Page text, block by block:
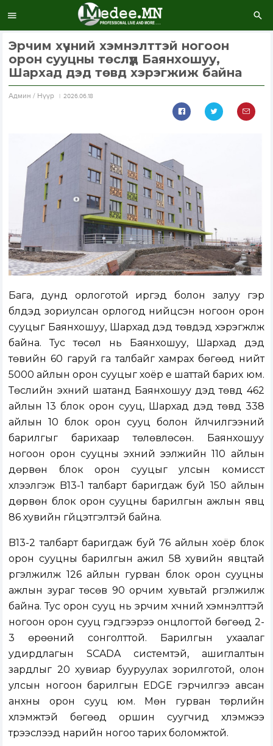
Эрчим хүчний хэмнэлттэй ногоон
орон сууцны төслүүд Баянхошуу,
Шархад дэд төвд хэрэгжиж байна
Aдмин / Нүүр 2026.06.18
Бага, дунд орлоготой иргэд болон залуу гэр
бүлүүдэд зориулсан орлогод нийцсэн ногоон орон
сууцыг Баянхошуу, Шархад дэд төвүүдэд хэрэгжүүлж
байна. Тус төсөл нь Баянхошуу, Шархад дэд
төвийн 60 гаруй га талбайг хамрах бөгөөд нийт
5000 айлын орон сууцыг хоёр үе шаттай барих юм.
Төслийн эхний шатанд Баянхошуу дэд төвд 462
айлын 13 блок орон сууц, Шархад дэд төвд 338
айлын 10 блок орон сууц болон үйлчилгээний
барилгыг барихаар төлөвлөсөн. Баянхошуу
ногоон орон сууцны эхний ээлжийн 110 айлын
дөрвөн блок орон сууцыг улсын комисст
хүлээлгэж B13-1 талбарт баригдаж буй 150 айлын
дөрвөн блок орон сууцны барилгын ажлын явц
86 хувийн гүйцэтгэлтэй байна.
B13-2 талбарт баригдаж буй 76 айлын хоёр блок
орон сууцны барилгын ажил 58 хувийн явцтай
үргэлжилж 126 айлын гурван блок орон сууцны
ажлын зураг төсөв 90 орчим хувьтай үргэлжилж
байна. Тус орон сууц нь эрчим хүчний хэмнэлттэй
ногоон орон сууц гэдгээрээ онцлогтой бөгөөд 2-
3 өрөөний сонголттой. Барилгын ухаалаг
удирдлагын SCADA системтэй, ашиглалтын
зардлыг 20 хувиар бууруулах зорилготой, олон
улсын ногоон барилгын EDGE гэрчилгээ авсан
анхны орон сууц юм. Мөн гурван төрлийн
хүлэмжтэй бөгөөд оршин суугчид хүлэмжээ
түрээслээд нарийн ногоо тарих боломжтой.